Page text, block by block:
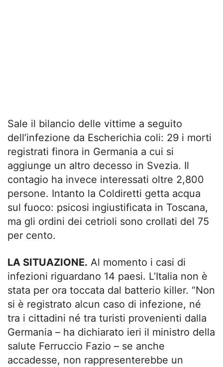
Sale il bilancio delle vittime a seguito
dell’infezione da Escherichia coli: 29 i morti
registrati finora in Germania a cui si
aggiunge un altro decesso in Svezia. Il
contagio ha invece interessati oltre 2,800
persone. Intanto la Coldiretti getta acqua
sul fuoco: psicosi ingiustificata in Toscana,
ma gli ordini dei cetrioli sono crollati del 75
per cento.
LA SITUAZIONE. Al momento i casi di
infezioni riguardano 14 paesi. L’Italia non è
stata per ora toccata dal batterio killer. “Non
si è registrato alcun caso di infezione, né
tra i cittadini né tra turisti provenienti dalla
Germania – ha dichiarato ieri il ministro della
salute Ferruccio Fazio – se anche
accadesse, non rappresenterebbe un